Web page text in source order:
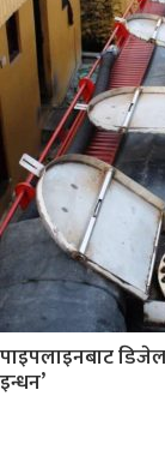
पाइपलाइनबाट
इन्धन’